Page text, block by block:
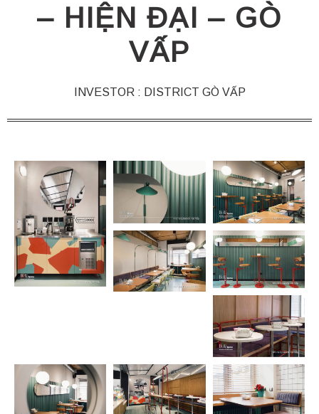
– HIỆN ĐẠI – GÒ
VẤP
INVESTOR : DISTRICT GÒ VẤP